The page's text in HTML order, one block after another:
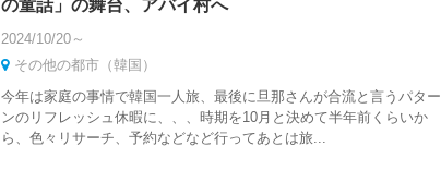
の童話」の舞台、アバイ村へ
2024/10/20～
その他の都市（韓国）
今年は家庭の事情で韓国一人旅、最後に旦那さんが合流と言うパター
ンのリフレッシュ休暇に、、、時期を10月と決めて半年前くらいか
ら、色々リサーチ、予約などなど行ってあとは旅...